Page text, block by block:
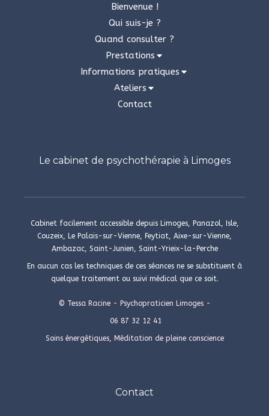
Bienvenue !
Qui suis-je ?
Quand consulter ?
Prestations
Informations pratiques
Ateliers
Contact
Le cabinet de psychothérapie à Limoges
Cabinet facilement accessible depuis Limoges, Panazol, Isle,
Couzeix, Le Palais-sur-Vienne, Feytiat, Aixe-sur-Vienne,
Ambazac, Saint-Junien, Saint-Yrieix-la-Perche
En aucun cas les techniques de ces séances ne se substituent à
quelque traitement ou suivi médical que ce soit.
© Tessa Racine - Psychopraticien Limoges -
06 87 32 12 41
Soins énergétiques, Méditation de pleine conscience
Contact